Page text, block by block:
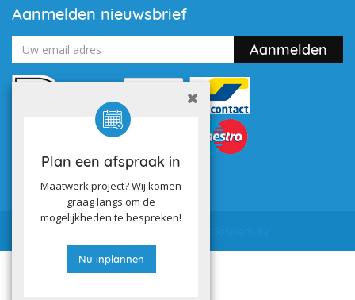
Plan een afspraak in
Maatwerk project? Wij komen
graag langs om de
mogelijkheden te bespreken!
Nu inplannen
Aanmelden nieuwsbrief